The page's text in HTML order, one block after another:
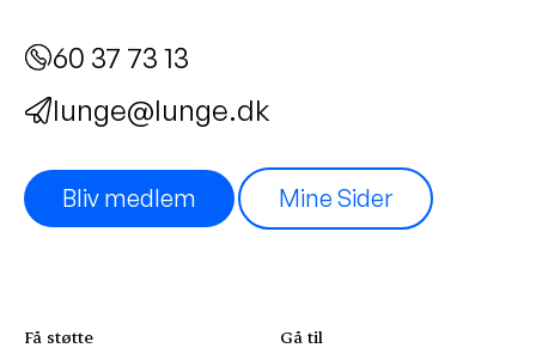
60 37 73 13
lunge@lunge.dk
Bliv medlem Mine Sider
Få støtte Gå til